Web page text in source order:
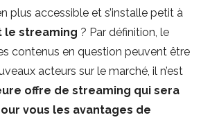
plus accessible et s’installe petit à
le streaming ? Par définition, le
contenus en question peuvent être
acteurs sur le marché, il n’est
offre de streaming qui sera
vous les avantages de